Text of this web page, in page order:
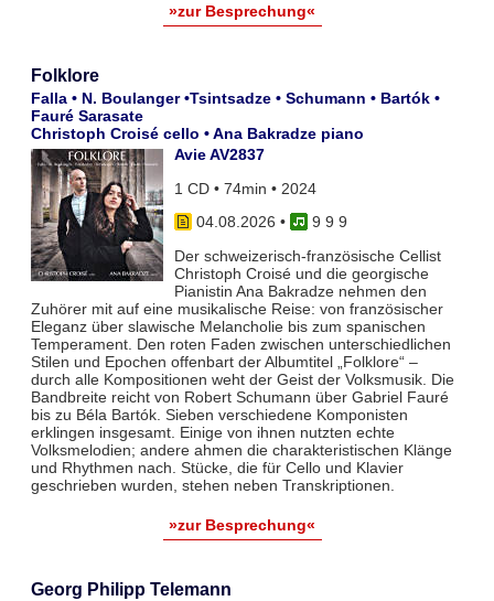
»zur Besprechung«
Folklore
Falla • N. Boulanger •Tsintsadze • Schumann • Bartók •
Fauré Sarasate
Christoph Croisé cello • Ana Bakradze piano
Avie AV2837
1 CD • 74min • 2024
04.08.2026 •
9 9 9
Der schweizerisch-französische Cellist
Christoph Croisé und die georgische
Pianistin Ana Bakradze nehmen den
Zuhörer mit auf eine musikalische Reise: von französischer
Eleganz über slawische Melancholie bis zum spanischen
Temperament. Den roten Faden zwischen unterschiedlichen
Stilen und Epochen offenbart der Albumtitel „Folklore“ –
durch alle Kompositionen weht der Geist der Volksmusik. Die
Bandbreite reicht von Robert Schumann über Gabriel Fauré
bis zu Béla Bartók. Sieben verschiedene Komponisten
erklingen insgesamt. Einige von ihnen nutzten echte
Volksmelodien; andere ahmen die charakteristischen Klänge
und Rhythmen nach. Stücke, die für Cello und Klavier
geschrieben wurden, stehen neben Transkriptionen.
»zur Besprechung«
Georg Philipp Telemann